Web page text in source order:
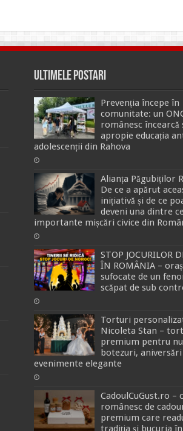
Ultimele Postari
Prevenția începe în
comunitate: un
românesc încearcă
apropie educația
adolescenții din Rahova
Alianța Păgubiților
De ce a apărut
inițiativă și de ce
deveni una dintre
importante mișcări civice din
STOP JOCURILOR
ÎN ROMÂNIA –
sufocate de un
scăpat de sub
Torturi
Nicoleta Stan –
premium pentru
botezuri, aniversări
evenimente elegante
CadoulCuGust.ro –
românesc de
premium care
tradiția și bucuria